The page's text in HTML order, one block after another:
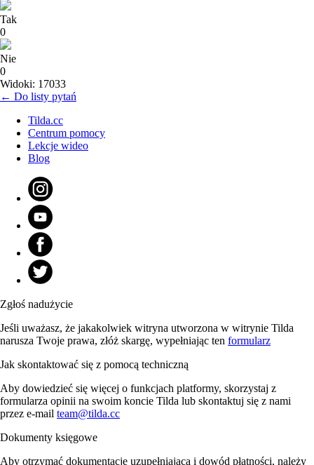
Tak
0
Nie
0
Widoki: 17033
← Do listy pytań
Tilda.cc
Centrum pomocy
Lekcje wideo
Blog
Zgłoś nadużycie
Jeśli uważasz, że jakakolwiek witryna utworzona w witrynie Tilda
narusza Twoje prawa, złóż skargę, wypełniając ten formularz
Jak skontaktować się z pomocą techniczną
Aby dowiedzieć się więcej o funkcjach platformy, skorzystaj z
formularza opinii na swoim koncie Tilda lub skontaktuj się z nami
przez e-mail team@tilda.cc
Dokumenty księgowe
Aby otrzymać dokumentację uzupełniającą i dowód płatności, należy